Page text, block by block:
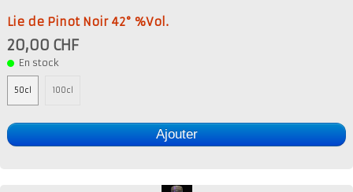
Lie de Pinot Noir 42° %Vol.
20,00 CHF
En stock
50cl 100cl
Ajouter